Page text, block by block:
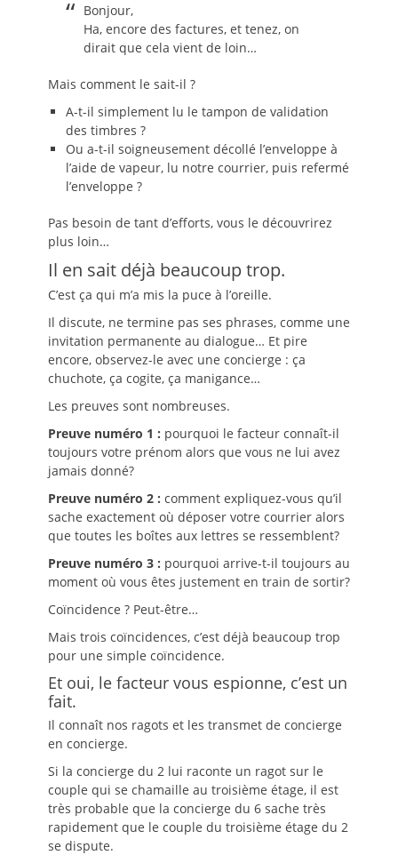
Bonjour,
Ha, encore des factures, et tenez, on
dirait que cela vient de loin…
Mais comment le sait-il ?
A-t-il simplement lu le tampon de validation
des timbres ?
Ou a-t-il soigneusement décollé l’enveloppe à
l’aide de vapeur, lu notre courrier, puis refermé
l’enveloppe ?
Pas besoin de tant d’efforts, vous le découvrirez
plus loin…
Il en sait déjà beaucoup trop.
C’est ça qui m’a mis la puce à l’oreille.
Il discute, ne termine pas ses phrases, comme une
invitation permanente au dialogue… Et pire
encore, observez-le avec une concierge : ça
chuchote, ça cogite, ça manigance…
Les preuves sont nombreuses.
Preuve numéro 1 : pourquoi le facteur connaît-il
toujours votre prénom alors que vous ne lui avez
jamais donné?
Preuve numéro 2 : comment expliquez-vous qu’il
sache exactement où déposer votre courrier alors
que toutes les boîtes aux lettres se ressemblent?
Preuve numéro 3 : pourquoi arrive-t-il toujours au
moment où vous êtes justement en train de sortir?
Coïncidence ? Peut-être…
Mais trois coïncidences, c’est déjà beaucoup trop
pour une simple coïncidence.
Et oui, le facteur vous espionne, c’est un
fait.
Il connaît nos ragots et les transmet de concierge
en concierge.
Si la concierge du 2 lui raconte un ragot sur le
couple qui se chamaille au troisième étage, il est
très probable que la concierge du 6 sache très
rapidement que le couple du troisième étage du 2
se dispute.